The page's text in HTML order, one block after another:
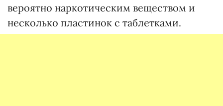
вероятно наркотическим веществом и
несколько пластинок с таблетками.